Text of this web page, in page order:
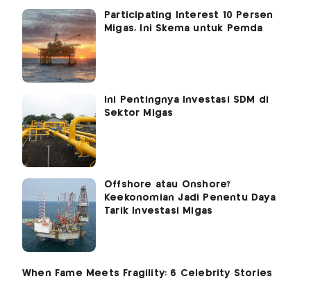
Participating Interest 10 Persen
Migas, Ini Skema untuk Pemda
Ini Pentingnya Investasi SDM di
Sektor Migas
Offshore atau Onshore?
Keekonomian Jadi Penentu Daya
Tarik Investasi Migas